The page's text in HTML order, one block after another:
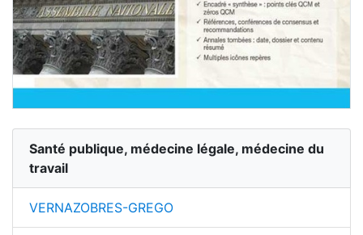
Santé publique, médecine légale, médecine du
travail
VERNAZOBRES-GREGO